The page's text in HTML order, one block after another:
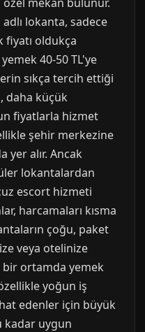
lokanta, sadece
fiyatı oldukça
40-50 TL'ye
sıkça tercih ettiği
daha küçük
fiyatlarla hizmet
şehir merkezine
yer alır. Ancak
lokantalardan
escort hizmeti
harcamaları kısma
çoğu, paket
veya otelinize
ortamda yemek
yoğun iş
edenler için büyük
kadar uygun